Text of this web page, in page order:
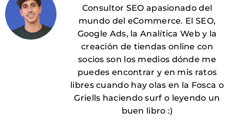
Consultor SEO apasionado del
mundo del eCommerce. El SEO,
Google Ads, la Analítica Web y la
creación de tiendas online con
socios son los medios dónde me
puedes encontrar y en mis ratos
libres cuando hay olas en la Fosca o
Griells haciendo surf o leyendo un
buen libro :)